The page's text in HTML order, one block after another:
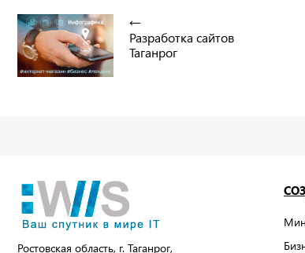
Разработка сайтов
Таганрог
Ростовская область, г. Таганрог,